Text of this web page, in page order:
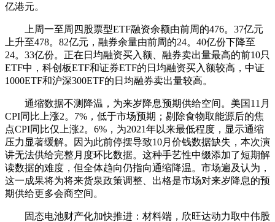
亿港元。
上周一至周四股票型ETF融资余额由前周的476。37亿元
上升至478。82亿元，融券余量由前周的24。40亿份下降至
24。33亿份。正在日均融资买入额、融券卖出量最高的前10只
ETF中，科创板ETF和证券ETF的日均融资买入额较高，中证
1000ETF和沪深300ETF的日均融券卖出量较高。
通缩数据不测降温，为来岁降息预期供给空间。美国11月
CPI同比上涨2。7%，低于市场预期；剔除食物取能源后的焦
点CPI同比仅上涨2。6%，为2021年以来最低程度，显示通缩
压力显著缓解。因为此前停摆导致10月价钱数据缺失，本次演
讲无法供给完整月度环比数据。这种手艺性中缀添加了短期解
读数据的难度，但全体趋向仍指向通缩降温。市场遍及认为，
这一成果将为将来货泉政策调整、出格是市场对来岁降息的预
期供给更多会商空间。
固态电池财产化加快推进：材料端，欣旺达动力取中伟股